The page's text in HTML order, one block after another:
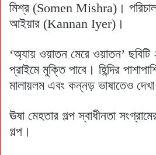
মিশ্র (Somen Mishra)।
আইয়ার (Kannan Iyer)।
‘অ্যায় ওয়াতন মেরে ওয়াতন’ ছবিটি
প্রাইমে মুক্তি পাবে। হিন্দির
মালায়লম এবং কন্নড় ভাষাতেও
ঊষা মেহতার গল্প স্বাধীনতা
গল্প।